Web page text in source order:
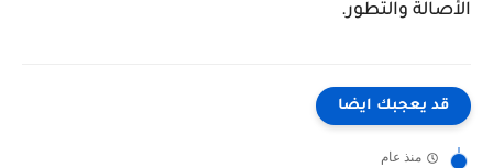
الأصالة والتطور.
قد يعجبك ايضا
منذ عام